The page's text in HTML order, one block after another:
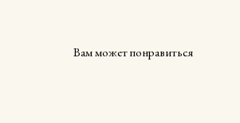
Вам может понравиться